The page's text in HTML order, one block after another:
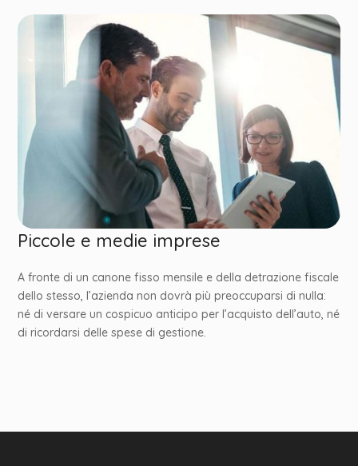
Piccole e medie imprese
A fronte di un canone fisso mensile e della detrazione fiscale
dello stesso, l’azienda non dovrà più preoccuparsi di nulla:
né di versare un cospicuo anticipo per l’acquisto dell’auto, né
di ricordarsi delle spese di gestione.